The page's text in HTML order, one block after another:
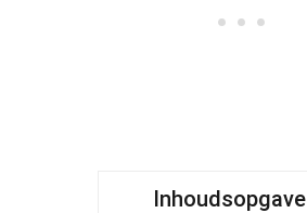
Inhoudsopgave